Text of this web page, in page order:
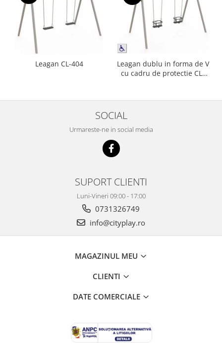
Leagan CL-404
Leagan dublu in forma de V
cu cadru de protectie CL-
SOCIAL
Urmareste-ne in social media
SUPORT CLIENTI
Luni-Vineri 09:00 - 17:00
0731326749
info@cityplay.ro
MAGAZINUL MEU
CLIENTI
DATE COMERCIALE